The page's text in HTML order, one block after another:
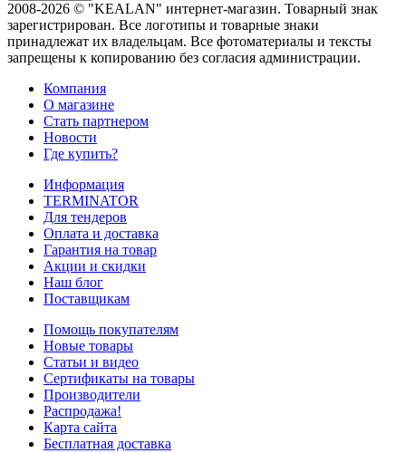
2008-2026 © "KEALAN" интернет-магазин. Товарный знак
зарегистрирован. Все логотипы и товарные знаки
принадлежат их владельцам. Все фотоматериалы и тексты
запрещены к копированию без согласия администрации.
Компания
О магазине
Стать партнером
Новости
Где купить?
Информация
TERMINATOR
Для тендеров
Оплата и доставка
Гарантия на товар
Акции и скидки
Наш блог
Поставщикам
Помощь покупателям
Новые товары
Статьи и видео
Сертификаты на товары
Производители
Распродажа!
Карта сайта
Бесплатная доставка